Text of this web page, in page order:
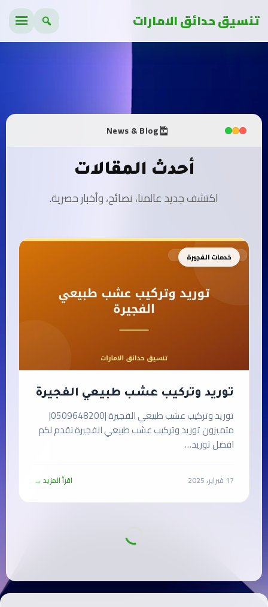
تنسيق حدائق الامارات
News & Blog
أحدث المقالات
اكتشف جديد عالمنا، نصائح، وأخبار حصرية.
خدمات الفجيرة
توريد وتركيب عشب طبيعي الفجيرة
توريد وتركيب عشب طبيعي الفجيرة |0509648200|
متميزون توريد وتركيب عشب طبيعي الفجيرة نقدم لكم
افضل توريد…
17 فبراير، 2025 اقرأ المزيد →